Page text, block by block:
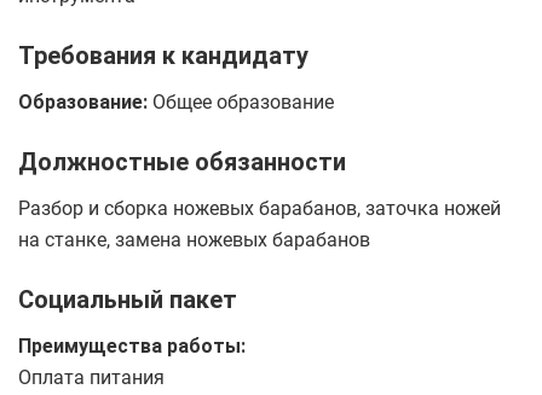
Требования к кандидату
Образование: Общее образование
Должностные обязанности
Разбор и сборка ножевых барабанов, заточка ножей
на станке, замена ножевых барабанов
Социальный пакет
Преимущества работы:
Оплата питания